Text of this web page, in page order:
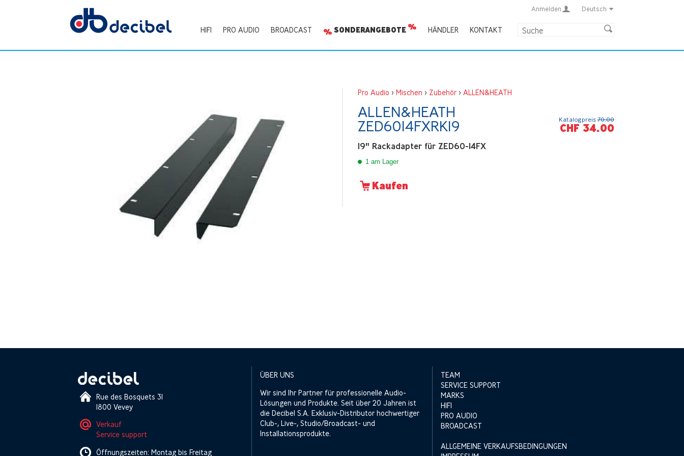
Anmelden Deutsch
HIFI PRO AUDIO BROADCAST SONDERANGEBOTE HÄNDLER KONTAKT
Pro Audio > Mischen > Zubehör> ALLEN&HEATH
ALLEN&HEATH
ZED6014FXRK19
19" Rackadapter für ZED60-14FX
1 am Lager
Kaufen
Katalogpreis 70.00
CHF 34.00
Rue des Bosquets 31
1800 Vevey
Verkauf
Service support
Öffnungszeiten: Montag bis Freitag
ÜBER UNS
Wir sind Ihr Partner für professionelle Audio-
Lösungen und Produkte. Seit über 20 Jahren ist
die Decibel S.A. Exklusiv-Distributor hochwertiger
Club-, Live-, Studio/Broadcast- und
Installationsprodukte.
TEAM
SERVICE SUPPORT
MARKS
HIFI
PRO AUDIO
BROADCAST
ALLGEMEINE VERKAUFSBEDINGUNGEN